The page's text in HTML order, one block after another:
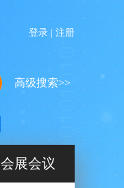
登录 注册
高级搜索>>
会展会议